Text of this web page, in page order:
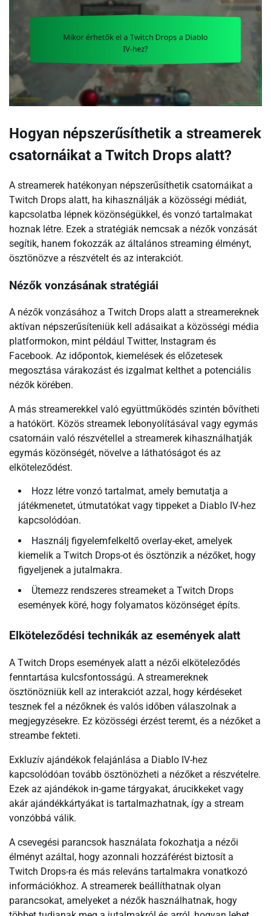
Hogyan népszerűsíthetik a streamerek
csatornáikat a Twitch Drops alatt?
A streamerek hatékonyan népszerűsíthetik csatornáikat a
Twitch Drops alatt, ha kihasználják a közösségi médiát,
kapcsolatba lépnek közönségükkel, és vonzó tartalmakat
hoznak létre. Ezek a stratégiák nemcsak a nézők vonzását
segítik, hanem fokozzák az általános streaming élményt,
ösztönözve a részvételt és az interakciót.
Nézők vonzásának stratégiái
A nézők vonzásához a Twitch Drops alatt a streamereknek
aktívan népszerűsíteniük kell adásaikat a közösségi média
platformokon, mint például Twitter, Instagram és
Facebook. Az időpontok, kiemelések és előzetesek
megosztása várakozást és izgalmat kelthet a potenciális
nézők körében.
A más streamerekkel való együttműködés szintén bővítheti
a hatókört. Közös streamek lebonyolításával vagy egymás
csatornáin való részvétellel a streamerek kihasználhatják
egymás közönségét, növelve a láthatóságot és az
elköteleződést.
Hozz létre vonzó tartalmat, amely bemutatja a
játékmenetet, útmutatókat vagy tippeket a Diablo IV-hez
kapcsolódóan.
Használj figyelemfelkeltő overlay-eket, amelyek
kiemelik a Twitch Drops-ot és ösztönzik a nézőket, hogy
figyeljenek a jutalmakra.
Ütemezz rendszeres streameket a Twitch Drops
események köré, hogy folyamatos közönséget építs.
Elköteleződési technikák az események alatt
A Twitch Drops események alatt a nézői elköteleződés
fenntartása kulcsfontosságú. A streamereknek
ösztönözniük kell az interakciót azzal, hogy kérdéseket
tesznek fel a nézőknek és valós időben válaszolnak a
megjegyzésekre. Ez közösségi érzést teremt, és a nézőket a
streambe fekteti.
Exkluzív ajándékok felajánlása a Diablo IV-hez
kapcsolódóan tovább ösztönözheti a nézőket a részvételre.
Ezek az ajándékok in-game tárgyakat, árucikkeket vagy
akár ajándékkártyákat is tartalmazhatnak, így a stream
vonzóbbá válik.
A csevegési parancsok használata fokozhatja a nézői
élményt azáltal, hogy azonnali hozzáférést biztosít a
Twitch Drops-ra és más releváns tartalmakra vonatkozó
információkhoz. A streamerek beállíthatnak olyan
parancsokat, amelyeket a nézők használhatnak, hogy